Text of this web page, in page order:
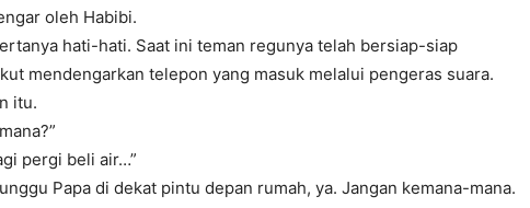
oleh Habibi.
hati-hati. Saat ini teman regunya telah bersiap-siap
mendengarkan telepon yang masuk melalui pengeras suara.
itu.
pergi beli air…”
Papa di dekat pintu depan rumah, ya. Jangan kemana-mana.